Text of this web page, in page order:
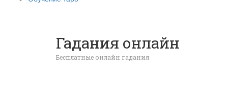
Гадания онлайн
Бесплатные онлайн гадания